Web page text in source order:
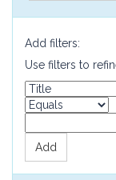
Add filters:
Use filters to